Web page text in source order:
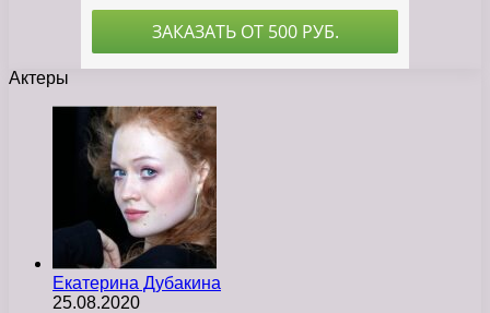
Актеры
Екатерина Дубакина
25.08.2020